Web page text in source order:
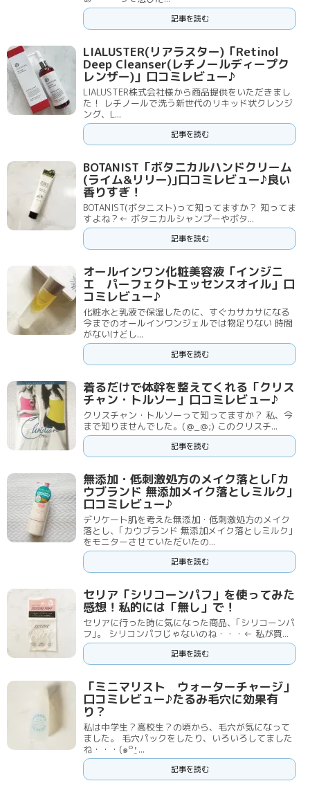
記事を読む
LIALUSTER(リアラスター)「Retinol
Deep Cleanser(レチノールディープク
レンザー)」口コミレビュー♪
LIALUSTER株式会社様から商品提供をいただきまし
た！ レチノールで洗う新世代のリキッド状クレンジ
ング、L...
記事を読む
BOTANIST「ボタニカルハンドクリーム
(ライム&リリー)｣口コミレビュー♪良い
香りすぎ！
BOTANIST(ボタニスト)って知ってますか？ 知ってま
すよね？← ボタニカルシャンプーやボタ...
記事を読む
オールインワン化粧美容液「インジニ
エ パーフェクトエッセンスオイル」口
コミレビュー♪
化粧水と乳液で保湿したのに、すぐカサカサになる
今までのオールインワンジェルでは物足りない 時間
がないけどし...
記事を読む
着るだけで体幹を整えてくれる「クリス
チャン・トルソー」口コミレビュー♪
クリスチャン・トルソーって知ってますか？ 私、今
まで知りませんでした。(＠_＠;) このクリスチ...
記事を読む
無添加・低刺激処方のメイク落とし｢カ
ウブランド 無添加メイク落としミルク｣
口コミレビュー♪
デリケート肌を考えた無添加・低刺激処方のメイク
落とし、｢カウブランド 無添加メイク落としミルク｣
をモニターさせていただいたの...
記事を読む
セリア「シリコーンパフ」を使ってみた
感想！私的には「無し」で！
セリアに行った時に気になった商品、｢シリコーンパ
フ｣。 シリコンパフじゃないのね・・・← 私が買...
記事を読む
「ミニマリスト ウォーターチャージ」
口コミレビュー♪たるみ毛穴に効果有
り？
私は中学生？高校生？の頃から、毛穴が気になって
ました。 毛穴パックをしたり、いろいろしてました
ね・・・(๑꒪⍘...
記事を読む